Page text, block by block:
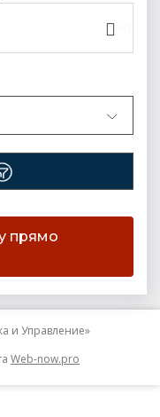
прямо
и Управление»
Web-now.pro